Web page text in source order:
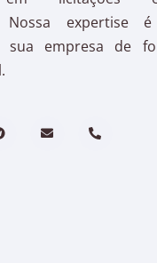
Nossa expertise
sua empresa de